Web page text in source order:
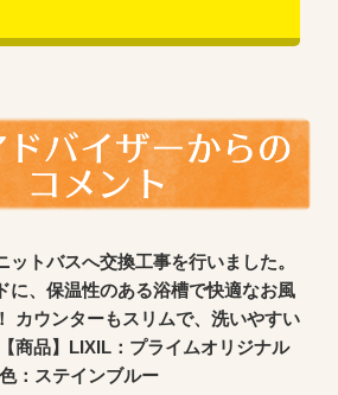
ットバスへ交換工事を行いました。
に、保温性のある浴槽で快適なお風
カウンターもスリムで、洗いやすい
商品】LIXIL：プライムオリジナル
：ステインブルー